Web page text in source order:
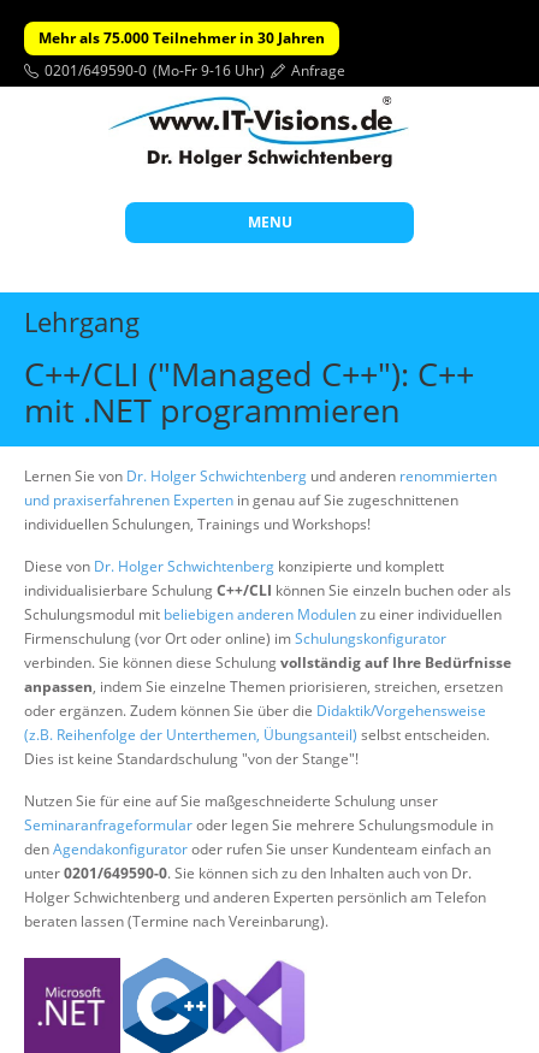
Mehr als 75.000 Teilnehmer in 30 Jahren
0201/649590-0 (Mo-Fr 9-16 Uhr) Anfrage
MENU
Start
Beratung
Individuelle Schulungen
Offene Seminare
Wissen
Suche
Lehrgang
C++/CLI ("Managed C++"): C++
mit .NET programmieren
Lernen Sie von Dr. Holger Schwichtenberg und anderen renommierten
und praxiserfahrenen Experten in genau auf Sie zugeschnittenen
individuellen Schulungen, Trainings und Workshops!
Diese von Dr. Holger Schwichtenberg konzipierte und komplett
individualisierbare SchulungC++/CLI können Sie einzeln buchen oder als
Schulungsmodul mit beliebigen anderen Modulenzu einer individuellen
Firmenschulung (vor Ort oder online) imSchulungskonfigurator
verbinden. Sie können diese Schulungvollständig auf Ihre Bedürfnisse
anpassen, indem Sie einzelne Themen priorisieren, streichen, ersetzen
oder ergänzen. Zudem können Sie über die Didaktik/Vorgehensweise
(z.B. Reihenfolge der Unterthemen, Übungsanteil) selbst entscheiden.
Dies ist keine Standardschulung "von der Stange"!
Nutzen Sie für eine auf Sie maßgeschneiderte Schulung unser
Seminaranfrageformularoder legen Sie mehrere Schulungsmodule in
denAgendakonfiguratoroder rufen Sie unser Kundenteam einfach an
unter0201/649590-0. Sie können sich zu den Inhalten auch von Dr.
Holger Schwichtenberg und anderen Experten persönlich am Telefon
beraten lassen (Termine nach Vereinbarung).